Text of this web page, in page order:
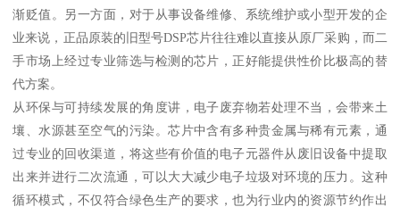
渐贬值。另一方面，对于从事设备维修、系统维护或小型开发的企
业来说，正品原装的旧型号DSP芯片往往难以直接从原厂采购，而二
手市场上经过专业筛选与检测的芯片，正好能提供性价比极高的替
代方案。
从环保与可持续发展的角度讲，电子废弃物若处理不当，会带来土
壤、水源甚至空气的污染。芯片中含有多种贵金属与稀有元素，通
过专业的回收渠道，将这些有价值的电子元器件从废旧设备中提取
出来并进行二次流通，可以大大减少电子垃圾对环境的压力。这种
循环模式，不仅符合绿色生产的要求，也为行业内的资源节约作出